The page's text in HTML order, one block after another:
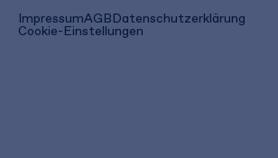
ImpressumAGB(öffnet
in
einem
Datenschutzerklärung
Cookie-Einstellungen